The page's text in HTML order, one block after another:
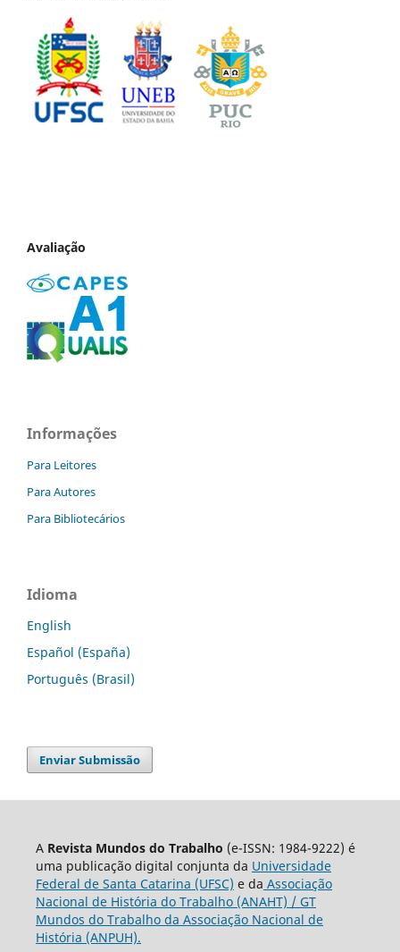
Avaliação
Informações
Para Leitores
Para Autores
Para Bibliotecários
Idioma
English
Español (España)
Português (Brasil)
Enviar Submissão
A Revista Mundos do Trabalho (e-ISSN: 1984-9222) é
uma publicação digital conjunta da Universidade
Federal de Santa Catarina (UFSC) e da Associação
Nacional de História do Trabalho (ANAHT) / GT
Mundos do Trabalho da Associação Nacional de
História (ANPUH).